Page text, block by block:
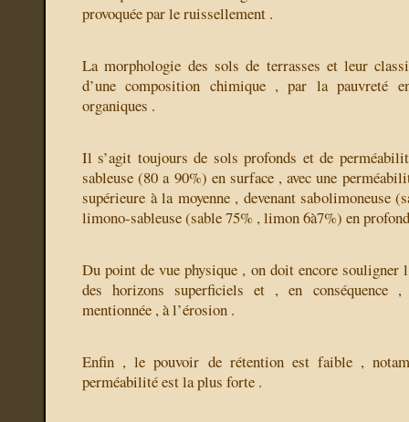
provoquée par le ruissellement .
La morphologie des sols de terrasses et leur
d’une composition chimique , par la pauvreté
organiques .
Il s’agit toujours de sols profonds et de
sableuse (80 a 90%) en surface , avec une
supérieure à la moyenne , devenant sabolimoneuse
limono-sableuse (sable 75% , limon 6à7%) en
Du point de vue physique , on doit encore souligner
des horizons superficiels et , en conséquence
mentionnée , à l’érosion .
Enfin , le pouvoir de rétention est faible ,
perméabilité est la plus forte .